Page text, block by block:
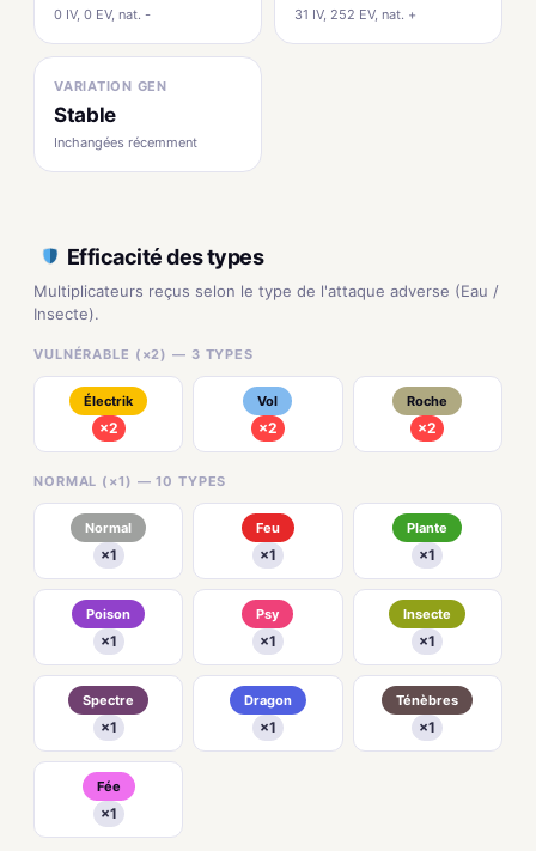
0 IV, 0 EV, nat. - 31 IV, 252 EV, nat. +
VARIATION GEN
Stable
Inchangées récemment
Efficacité des types
Multiplicateurs reçus selon le type de l'attaque adverse (Eau /
Insecte).
VULNÉRABLE (×2) — 3 TYPES
Électrik
×2
Vol
×2
Roche
×2
NORMAL (×1) — 10 TYPES
Normal
×1
Feu
×1
Plante
×1
Poison
×1
Psy
×1
Insecte
×1
Spectre
×1
Dragon
×1
Ténèbres
×1
Fée
×1